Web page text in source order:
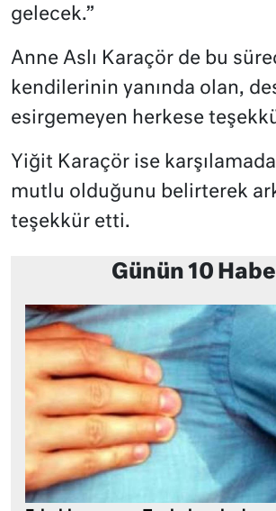
gelecek.”
Anne Aslı Karaçör de bu
kendilerinin yanında olan,
esirgemeyen herkese
Yiğit Karaçör ise
mutlu olduğunu belirterek
teşekkür etti.
Günün 10